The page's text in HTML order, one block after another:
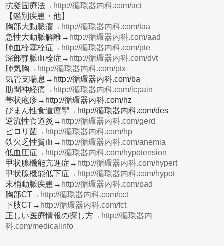
抗凝固療法→ http://循環器内科.com/act
【鑑別疾患・他】
胸部大動脈瘤→ http://循環器内科.com/taa
急性大動脈解離→ http://循環器内科.com/aad
肺血栓塞栓症→ http://循環器内科.com/pte
深部静脈血栓症→ http://循環器内科.com/dvt
肺気胸→ http://循環器内科.com/ptx
気管支喘息→http://循環器内科.com/ba
肋間神経痛→ http://循環器内科.com/icpain
帯状疱疹→http://循環器内科.com/hz
びまん性食道痙攣→http://循環器内科.com/des
逆流性食道炎→ http://循環器内科.com/gerd
ピロリ菌→ http://循環器内科.com/hp
鉄欠乏性貧血→ http://循環器内科.com/anemia
低血圧症→ http://循環器内科.com/hypotension
甲状腺機能亢進症→ http://循環器内科.com/hypert
甲状腺機能低下症→ http://循環器内科.com/hypot
末梢動脈疾患→ http://循環器内科.com/pad
胸部CT→ http://循環器内科.com/cct
下肢CT→ http://循環器内科.com/fct
正しい医療情報の探し方→ http://循環器内
科.com/medicalinfo